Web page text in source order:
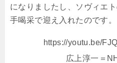
になりましたし、ソヴィエ
手喝采で迎え入れたのです。
https://youtu.be/
広上淳一＝